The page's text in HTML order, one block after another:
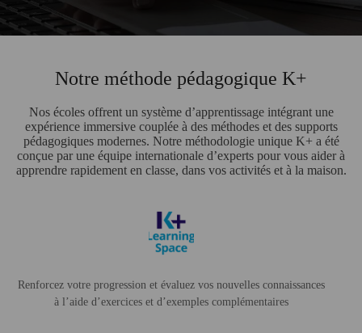
Notre méthode pédagogique K+
Nos écoles offrent un système d’apprentissage intégrant une
expérience immersive couplée à des méthodes et des supports
pédagogiques modernes. Notre méthodologie unique K+ a été
conçue par une équipe internationale d’experts pour vous aider à
apprendre rapidement en classe, dans vos activités et à la maison.
Renforcez votre progression et évaluez vos nouvelles connaissances
à l’aide d’exercices et d’exemples complémentaires